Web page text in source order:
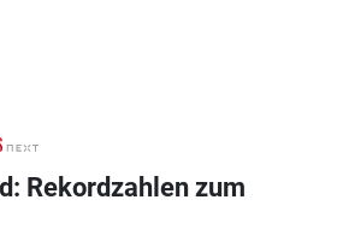
Rekordzahlen zum